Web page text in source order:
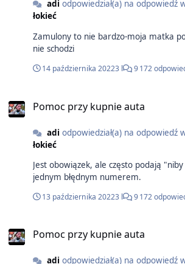
adi odpowiedział(a) na odpowiedź
łokieć
Zamulony to nie bardzo-moja matka
nie schodzi
14 października 20223 l 9 172
Pomoc przy kupnie auta
adi odpowiedział(a) na odpowiedź
łokieć
Jest obowiązek, ale często podają
jednym błędnym numerem.
13 października 20223 l 9 172
Pomoc przy kupnie auta
adi odpowiedział(a) na odpowiedź